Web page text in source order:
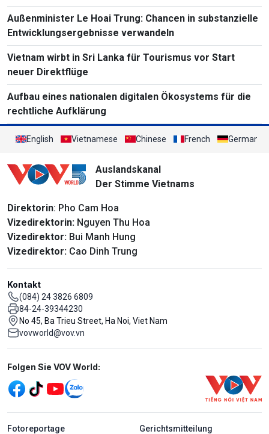
Außenminister Le Hoai Trung: Chancen in substanzielle
Entwicklungsergebnisse verwandeln
Vietnam wirbt in Sri Lanka für Tourismus vor Start
neuer Direktflüge
Aufbau eines nationalen digitalen Ökosystems für die
rechtliche Aufklärung
English Vietnamese Chinese French German
Auslandskanal
Der Stimme Vietnams
Direktorin: Pho Cam Hoa
Vizedirektorin: Nguyen Thu Hoa
Vizedirektor: Bui Manh Hung
Vizedirektor: Cao Dinh Trung
Kontakt
(084) 24 3826 6809
84-24-39344230
No 45, Ba Trieu Street, Ha Noi, Viet Nam
vovworld@vov.vn
Mạng xã hội
Folgen Sie VOV World:
menu footer tiếng Đức
Fotoreportage Gerichtsmitteilung